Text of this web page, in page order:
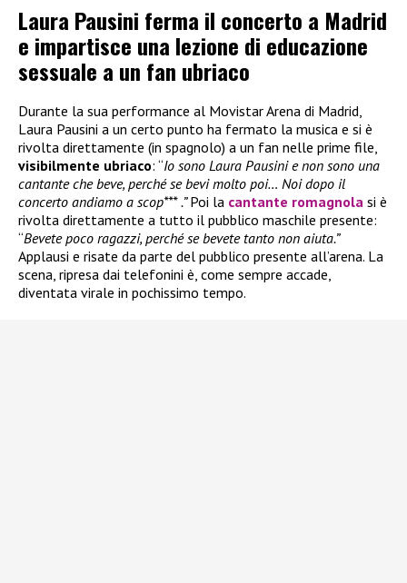
Laura Pausini ferma il concerto a Madrid
e impartisce una lezione di educazione
sessuale a un fan ubriaco
Durante la sua performance al Movistar Arena di Madrid,
Laura Pausini a un certo punto ha fermato la musica e si è
rivolta direttamente (in spagnolo) a un fan nelle prime file,
visibilmente ubriaco: “Io sono Laura Pausini e non sono una
cantante che beve, perché se bevi molto poi… Noi dopo il
concerto andiamo a scop*** .”Poi la cantante romagnola si è
rivolta direttamente a tutto il pubblico maschile presente:
“Bevete poco ragazzi, perché se bevete tanto non aiuta.”
Applausi e risate da parte del pubblico presente all’arena. La
scena, ripresa dai telefonini è, come sempre accade,
diventata virale in pochissimo tempo.